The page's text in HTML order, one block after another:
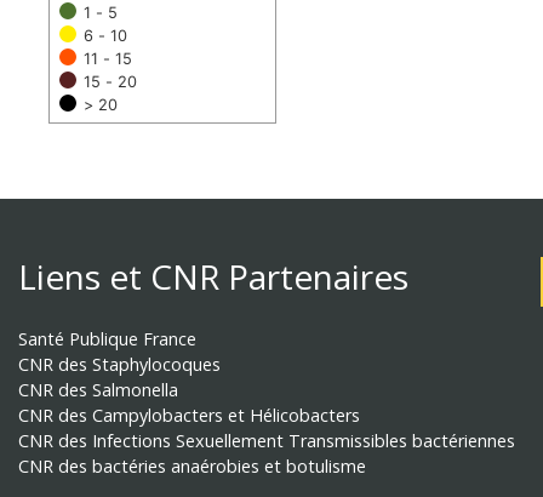
1 - 5
6 - 10
11 - 15
15 - 20
> 20
Liens et CNR Partenaires
Santé Publique France
CNR des Staphylocoques
CNR des Salmonella
CNR des Campylobacters et Hélicobacters
CNR des Infections Sexuellement Transmissibles bactériennes
CNR des bactéries anaérobies et botulisme